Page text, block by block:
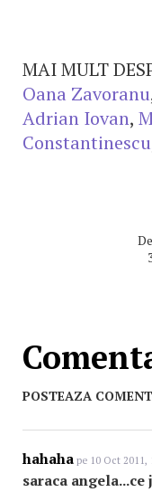
MAI MULT
Oana Zavoranu
Adrian Iovan,
Constantinescu
De
POSTEAZA
hahaha pe 10 Oct 2011,
saraca angela...ce